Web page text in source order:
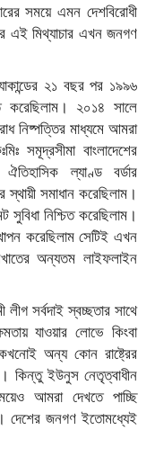
সময়ে এমন দেশবিরোধী
এই মিথ্যাচার এখন জনগণ
২১ বছর পর ১৯৯৬
করেছিলাম। ২০১৪ সালে
নিষ্পত্তির মাধ্যমে আমরা
সমূদ্রসীমা বাংলাদেশের
ল্যাণ্ড বর্ডার
সমাধান করেছিলাম।
সুবিধা নিশ্চিত করেছিলাম।
করেছিলাম সেটিই এখন
অন্যতম লাইফলাইন
লীগ সর্বদাই স্বচ্ছতার সাথে
যাওয়ার লোভে কিংবা
কখনোই অন্য কোন রাষ্ট্রের
কিন্তু ইউনুস নেতৃত্বাধীন
আমরা দেখতে পাচ্ছি
দেশের জনগণ ইতোমধ্যেই